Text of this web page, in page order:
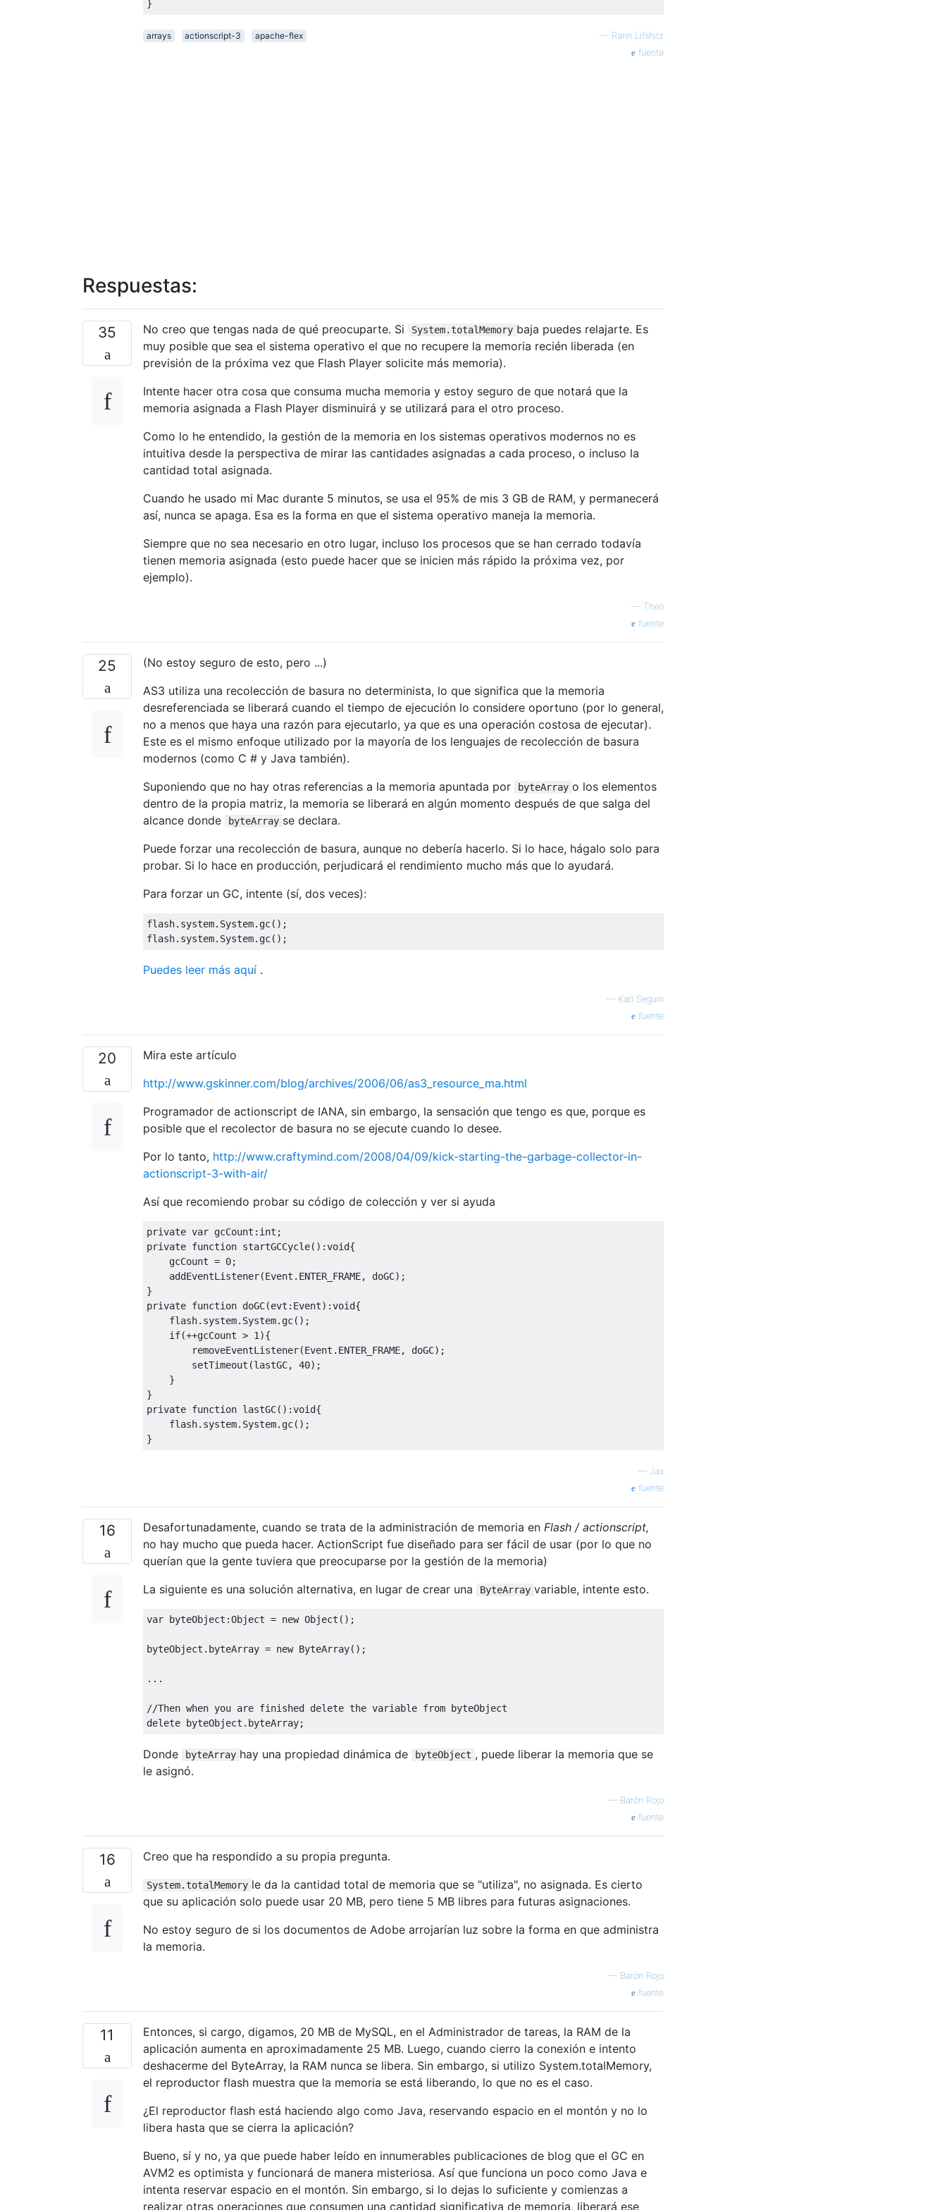
arrays actionscript-3 apache-flex — Rann Lifshitz
fuente
Respuestas:
35 No creo que tengas nada de qué preocuparte. Si System.totalMemory baja puedes relajarte. Es
muy posible que sea el sistema operativo el que no recupere la memoria recién liberada (en
previsión de la próxima vez que Flash Player solicite más memoria).
Intente hacer otra cosa que consuma mucha memoria y estoy seguro de que notará que la
memoria asignada a Flash Player disminuirá y se utilizará para el otro proceso.
Como lo he entendido, la gestión de la memoria en los sistemas operativos modernos no es
intuitiva desde la perspectiva de mirar las cantidades asignadas a cada proceso, o incluso la
cantidad total asignada.
Cuando he usado mi Mac durante 5 minutos, se usa el 95% de mis 3 GB de RAM, y permanecerá
así, nunca se apaga. Esa es la forma en que el sistema operativo maneja la memoria.
Siempre que no sea necesario en otro lugar, incluso los procesos que se han cerrado todavía
tienen memoria asignada (esto puede hacer que se inicien más rápido la próxima vez, por
ejemplo).
— Theo
fuente
25
(No estoy seguro de esto, pero ...)
AS3 utiliza una recolección de basura no determinista, lo que significa que la memoria
desreferenciada se liberará cuando el tiempo de ejecución lo considere oportuno (por lo general,
no a menos que haya una razón para ejecutarlo, ya que es una operación costosa de ejecutar).
Este es el mismo enfoque utilizado por la mayoría de los lenguajes de recolección de basura
modernos (como C # y Java también).
Suponiendo que no hay otras referencias a la memoria apuntada por
byteArray o los elementos
dentro de la propia matriz, la memoria se liberará en algún momento después de que salga del
alcance donde
byteArray se declara.
Puede forzar una recolección de basura, aunque no debería hacerlo. Si lo hace, hágalo solo para
probar. Si lo hace en producción, perjudicará el rendimiento mucho más que lo ayudará.
Para forzar un GC, intente (sí, dos veces):
flash.system.System.gc
flash.system.System.gc
Puedes leer más aquí .
— Karl Seguin
fuente
20
Mira este artículo
http://www.gskinner.com/blog/archives/2006/06/as3_resource_ma.html
Programador de actionscript de IANA, sin embargo, la sensación que tengo es que, porque es
posible que el recolector de basura no se ejecute cuando lo desee.
Por lo tanto, http://www.craftymind.com/2008/04/09/kick-starting-the-garbage-collector-in-
actionscript-3-with-air/
Así que recomiendo probar su código de colección y ver si ayuda
private var gcCount: int
private function startGCCycle( ):void{
    gcCount =
0;
    addEventListener(Event.ENTER_FRAME, doGC);
private function doGC(evt:Event):void{
    flash.system.System.gc();
if(++gcCount > 1 ){
        removeEventListener(Event.ENTER_FRAME, doGC);
        setTimeout(lastGC,
40);
    }
private function lastGC( ):void{
    flash.system.System.gc();
— Jax
fuente
16 Desafortunadamente, cuando se trata de la administración de memoria en Flash / actionscript,
no hay mucho que pueda hacer. ActionScript fue diseñado para ser fácil de usar (por lo que no
querían que la gente tuviera que preocuparse por la gestión de la memoria)
La siguiente es una solución alternativa, en lugar de crear una
ByteArray variable, intente esto.
var byteObject:Object = new Object ();
byteObject.byteArray = new ByteArray();
...
//Then when you are finished delete the variable from byteObject
delete
Donde byteArray hay una propiedad dinámica de byteObject , puede liberar la memoria que se
le asignó.
— Barón Rojo
fuente
16 Creo que ha respondido a su propia pregunta.
System.totalMemory le da la cantidad total de memoria que se "utiliza", no asignada. Es cierto
que su aplicación solo puede usar 20 MB, pero tiene 5 MB libres para futuras asignaciones.
No estoy seguro de si los documentos de Adobe arrojarían luz sobre la forma en que administra
la memoria.
— Barón Rojo
fuente
11
Entonces, si cargo, digamos, 20 MB de MySQL, en el Administrador de tareas, la RAM de la
aplicación aumenta en aproximadamente 25 MB. Luego, cuando cierro la conexión e intento
deshacerme del ByteArray, la RAM nunca se libera. Sin embargo, si utilizo System.totalMemory,
el reproductor flash muestra que la memoria se está liberando, lo que no es el caso.
¿El reproductor flash está haciendo algo como Java, reservando espacio en el montón y no lo
libera hasta que se cierra la aplicación?
Bueno, sí y no, ya que puede haber leído en innumerables publicaciones de blog que el GC en
AVM2 es optimista y funcionará de manera misteriosa. Así que funciona un poco como Java e
intenta reservar espacio en el montón. Sin embargo, si lo dejas lo suficiente y comienzas a
realizar otras operaciones que consumen una cantidad significativa de memoria, liberará ese